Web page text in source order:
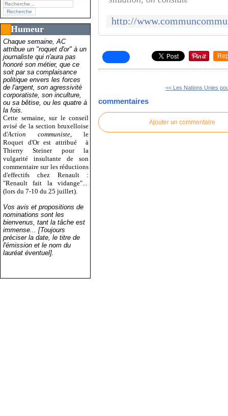
Humeur
Chaque semaine, AC
attribue un "roquet d'or" à un
journaliste qui n'aura pas
honoré son métier, que ce
soit par sa complaisance
politique envers les forces
de l'argent, son agressivité
corporatiste, son inculture,
ou sa bêtise, ou les quatre à
la fois.
Cette semaine, sur le conseil
avisé de la section bruxelloise
d'Action communiste , le
Roquet d'Or est attribué
à
Thierry Steiner pour la
vulgarité insultante de son
commentaire sur les réductions
d'effectifs chez Renault :
"Renault fait la vidange"...
(lors du 7-10 du 25 juillet).
Vos avis et propositions de
nominations sont les
bienvenus, tant la tâche est
immense... [Toujours
préciser la date, le titre de
l'émission et le nom du
lauréat éventuel].
<< Les Nations Unies
commentaires
Ajouter un commentaire